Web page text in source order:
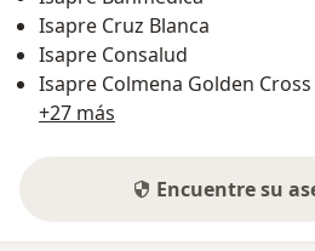
Isapre Cruz Blanca
Isapre Consalud
Isapre Colmena Golden Cross
+27 más
Encuentre su